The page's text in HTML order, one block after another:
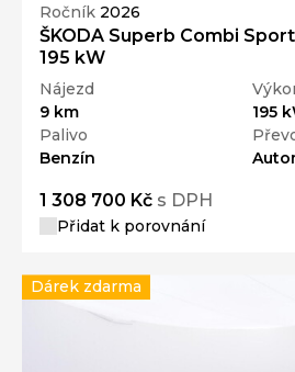
Ročník 2026
ŠKODA Superb Combi
195 kW
Nájezd
9 km
195
Palivo
Benzín
1 308 700 Kč s DPH
Přidat k porovnání
Dárek zdarma